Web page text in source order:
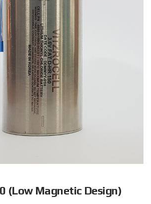
(Low Magnetic Design)